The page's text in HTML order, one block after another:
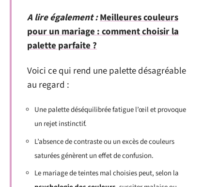
A lire également :Meilleures couleurs
pour un mariage : comment choisir la
palette parfaite ?
Voici ce qui rend une palette désagréable
au regard :
Une palette déséquilibrée fatigue l’œil et provoque
un rejet instinctif.
L’absence de contraste ou un excès de couleurs
saturées génèrent un effet de confusion.
Le mariage de teintes mal choisies peut, selon la